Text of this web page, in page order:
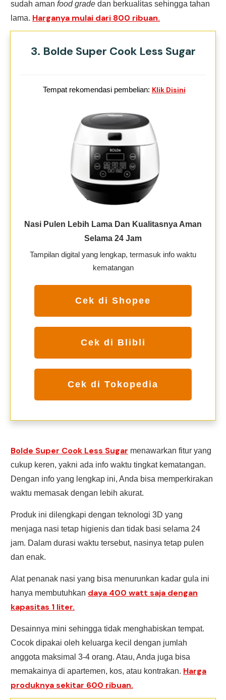
sudah aman food grade dan berkualitas sehingga tahan
lama. Harganya mulai dari 800 ribuan.
3. Bolde Super Cook Less Sugar
Tempat rekomendasi pembelian: Klik Disini
Nasi Pulen Lebih Lama Dan Kualitasnya Aman
Selama 24 Jam
Tampilan digital yang lengkap, termasuk info waktu
kematangan
Cek di Shopee
Cek di Blibli
Cek di Tokopedia
Bolde Super Cook Less Sugar menawarkan fitur yang
cukup keren, yakni ada info waktu tingkat kematangan.
Dengan info yang lengkap ini, Anda bisa memperkirakan
waktu memasak dengan lebih akurat.
Produk ini dilengkapi dengan teknologi 3D yang
menjaga nasi tetap higienis dan tidak basi selama 24
jam. Dalam durasi waktu tersebut, nasinya tetap pulen
dan enak.
Alat penanak nasi yang bisa menurunkan kadar gula ini
hanya membutuhkan daya 400 watt saja dengan
kapasitas 1 liter.
Desainnya mini sehingga tidak menghabiskan tempat.
Cocok dipakai oleh keluarga kecil dengan jumlah
anggota maksimal 3-4 orang. Atau, Anda juga bisa
memakainya di apartemen, kos, atau kontrakan. Harga
produknya sekitar 600 ribuan.